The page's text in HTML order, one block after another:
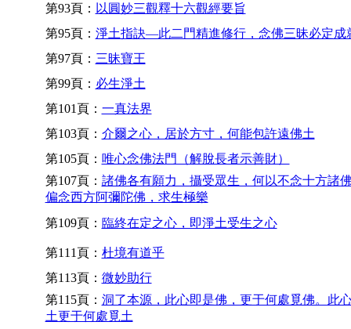
第93頁： 以圓妙三觀釋十六觀經要旨
第95頁： 淨土指訣—此二門精進修行，念佛三昧必定成
第97頁： 三昧寶王
第99頁： 必生淨土
第101頁： 一真法界
第103頁： 介爾之心，居於方寸，何能包許遠佛土
第105頁： 唯心念佛法門（解脫長者示善財）
第107頁： 諸佛各有願力，攝受眾生，何以不念十方諸
偏念西方阿彌陀佛，求生極樂
第109頁： 臨終在定之心，即淨土受生之心
第111頁： 杜境有道乎
第113頁： 微妙助行
第115頁： 洞了本源，此心即是佛，更于何處覓佛。此
土更于何處覓土